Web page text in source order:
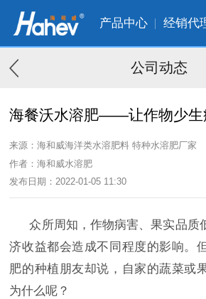
产品中心 经销代
公司动态
海餐沃水溶肥——让作物少生
来源：海和威海洋类水溶肥料 特种水溶肥厂家
作者：海和威水溶肥
发布日期：2022-01-05 11:30
众所周知，作物病害、果实品质
济收益都会造成不同程度的影响。
肥的种植朋友却说，自家的蔬菜或
为什么呢？